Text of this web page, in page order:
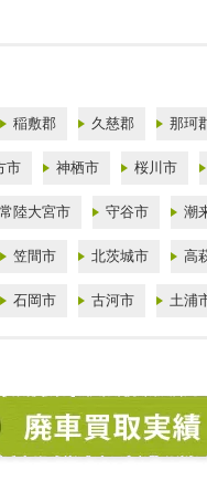
稲敷郡 久慈郡 那珂
市 神栖市 桜川市
常陸大宮市 守谷市 潮
笠間市 北茨城市 高
石岡市 古河市 土浦